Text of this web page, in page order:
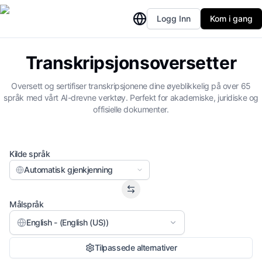
Logg Inn Kom i gang
Transkripsjonsoversetter
Oversett og sertifiser transkripsjonene dine øyeblikkelig på over 65
språk med vårt AI-drevne verktøy. Perfekt for akademiske, juridiske og
offisielle dokumenter.
Kilde språk
Automatisk gjenkjenning
Målspråk
English - (English (US))
Tilpassede alternativer